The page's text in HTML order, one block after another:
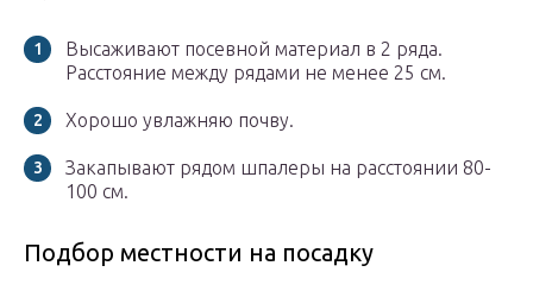
Высаживают посевной материал в 2 ряда.
Расстояние между рядами не менее 25 см.
Хорошо увлажняю почву.
Закапывают рядом шпалеры на расстоянии 80-
100 см.
Подбор местности на посадку